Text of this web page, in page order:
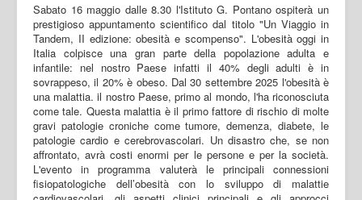
Sabato 16 maggio dalle 8.30 l'Istituto G. Pontano ospiterà un
prestigioso appuntamento scientifico dal titolo "Un Viaggio in
Tandem, II edizione: obesità e scompenso". L'obesità oggi in
Italia colpisce una gran parte della popolazione adulta e
infantile: nel nostro Paese infatti il 40% degli adulti è in
sovrappeso, il 20% è obeso. Dal 30 settembre 2025 l'obesità è
una malattia. il nostro Paese, primo al mondo, l'ha riconosciuta
come tale. Questa malattia è il primo fattore di rischio di molte
gravi patologie croniche come tumore, demenza, diabete, le
patologie cardio e cerebrovascolari. Un disastro che, se non
affrontato, avrà costi enormi per le persone e per la società.
L'evento in programma valuterà le principali connessioni
fisiopatologiche dell’obesità con lo sviluppo di malattie